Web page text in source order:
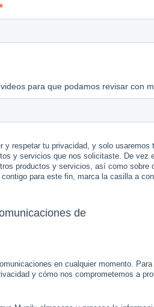
para que podamos revisar con
y respetar tu privacidad, y solo
y servicios que nos solicitaste. De vez
productos y servicios, así como sobre
para este fin, marca la casilla a
de
en cualquier momento.
y cómo nos comprometemos a